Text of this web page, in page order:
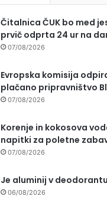
Čitalnica ČUK bo med
prvič odprta 24 ur na
07/08/2026
Evropska komisija
plačano pripravništvo
07/08/2026
Korenje in kokosova
napitki za poletne
07/08/2026
Je aluminij v
06/08/2026